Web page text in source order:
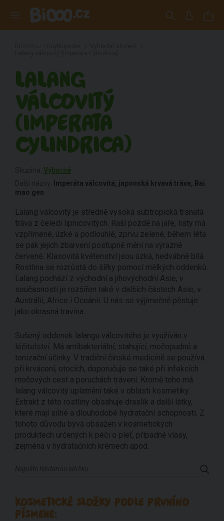
LALANG
VÁLCOVITÝ
(IMPERATA
CYLINDRICA)
Výborné
Imperáta válcovitá, japonská krvavá tráva, Bai
mao gen
Lalang válcovitý je středně vysoká subtropická trsnatá
tráva z čeledi lipnicovitých. Raší pozdě na jaře, listy má
vzpřímené, úzké a podlouhlé, zprvu zelené, během léta
se pak jejich zbarvení postupně mění na výrazně
červené. Klasovitá květenství jsou úzká, hedvábně bílá.
Rostlina se rozrůstá do šířky pomocí mělkých oddenků.
Lalang pochází z východní a jihovýchodní Asie, v
současnosti je rozšířen také v dalších částech Asie, v
Austrálii, Africe i Oceánii. U nás se výjimečně pěstuje
jako okrasná travina.
Sušený oddenek lalangu válcovitého je využíván v
léčitelství. Má antibakteriální, stahující, močopudné a
tonizační účinky. V tradiční čínské medicíně se používá
při krvácení, otocích, doporučuje se také při infekcích
močových cest a poruchách trávení. Kromě toho má
lalang válcovitý uplatnění také v oblasti kosmetiky.
Extrakt z této rostliny obsahuje draslík a další látky,
které mají silné a dlouhodobé hydratační schopnosti. Z
tohoto důvodu bývá obsažen v kosmetických
produktech určených k péči o pleť, případně vlasy,
zejména v hydratačních krémech apod.
KOSMETICKÉ SLOŽKY PODLE PRVNÍHO
PÍSMENE: